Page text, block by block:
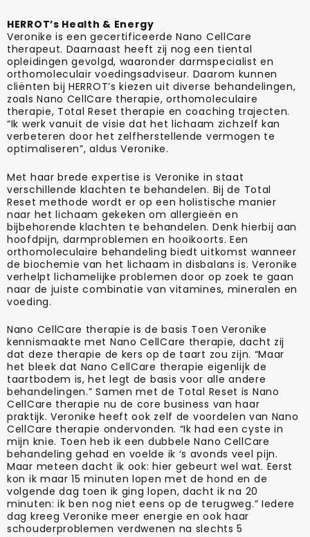
HERROT’s Health & Energy
Veronike is een gecertificeerde Nano CellCare
therapeut. Daarnaast heeft zij nog een tiental
opleidingen gevolgd, waaronder darmspecialist en
orthomoleculair voedingsadviseur. Daarom kunnen
cliënten bij HERROT’s kiezen uit diverse behandelingen,
zoals Nano CellCare therapie, orthomoleculaire
therapie, Total Reset therapie en coaching trajecten.
“Ik werk vanuit de visie dat het lichaam zichzelf kan
verbeteren door het zelfherstellende vermogen te
optimaliseren”, aldus Veronike.
Met haar brede expertise is Veronike in staat
verschillende klachten te behandelen. Bij de Total
Reset methode wordt er op een holistische manier
naar het lichaam gekeken om allergieën en
bijbehorende klachten te behandelen. Denk hierbij aan
hoofdpijn, darmproblemen en hooikoorts. Een
orthomoleculaire behandeling biedt uitkomst wanneer
de biochemie van het lichaam in disbalans is. Veronike
verhelpt lichamelijke problemen door op zoek te gaan
naar de juiste combinatie van vitamines, mineralen en
voeding.
Nano CellCare therapie is de basis Toen Veronike
kennismaakte met Nano CellCare therapie, dacht zij
dat deze therapie de kers op de taart zou zijn. “Maar
het bleek dat Nano CellCare therapie eigenlijk de
taartbodem is, het legt de basis voor alle andere
behandelingen.” Samen met de Total Reset is Nano
CellCare therapie nu de core business van haar
praktijk. Veronike heeft ook zelf de voordelen van Nano
CellCare therapie ondervonden. “Ik had een cyste in
mijn knie. Toen heb ik een dubbele Nano CellCare
behandeling gehad en voelde ik ‘s avonds veel pijn.
Maar meteen dacht ik ook: hier gebeurt wel wat. Eerst
kon ik maar 15 minuten lopen met de hond en de
volgende dag toen ik ging lopen, dacht ik na 20
minuten: ik ben nog niet eens op de terugweg.” Iedere
dag kreeg Veronike meer energie en ook haar
schouderproblemen verdwenen na slechts 5